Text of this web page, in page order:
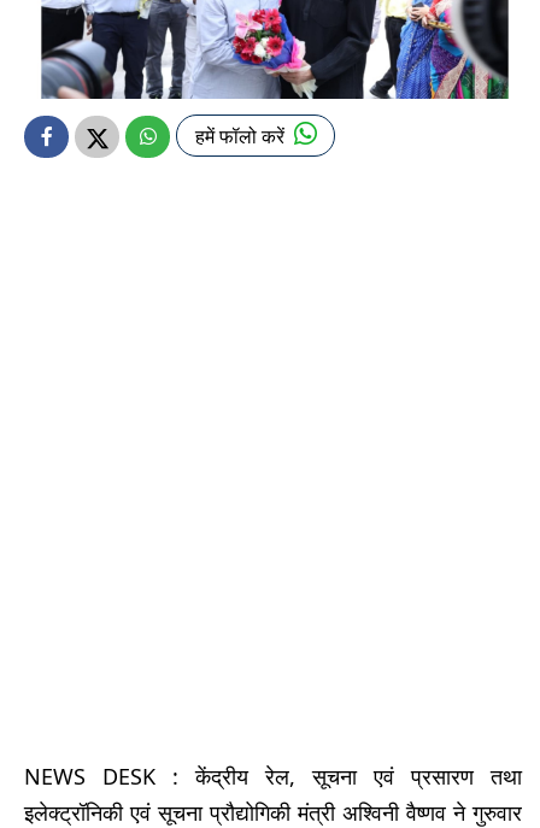
हमें फॉलो करें
NEWS DESK : केंद्रीय रेल, सूचना एवं प्रसारण तथा
इलेक्ट्रॉनिकी एवं सूचना प्रौद्योगिकी मंत्री अश्विनी वैष्णव ने गुरुवार